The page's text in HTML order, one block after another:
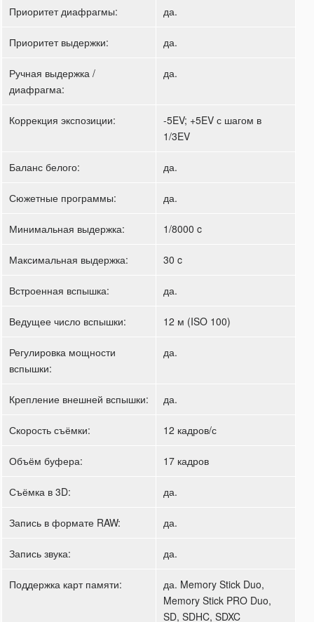
Приоритет диафрагмы: да.
Приоритет выдержки: да.
Ручная выдержка /
диафрагма:
да.
Коррекция экспозиции:
-5EV; +5EV с шагом в
1/3EV
Баланс белого: да.
Сюжетные программы: да.
Минимальная выдержка: 1/8000 c
Максимальная выдержка: 30 c
Встроенная вспышка: да.
Ведущее число вспышки: 12 м (ISO 100)
Регулировка мощности
вспышки:
да.
Крепление внешней вспышки: да.
Скорость съёмки: 12 кадров/с
Объём буфера: 17 кадров
Съёмка в 3D: да.
Запись в формате RAW: да.
Запись звука: да.
Поддержка карт памяти:
да. Memory Stick Duo,
Memory Stick PRO Duo,
SD, SDHC, SDXC